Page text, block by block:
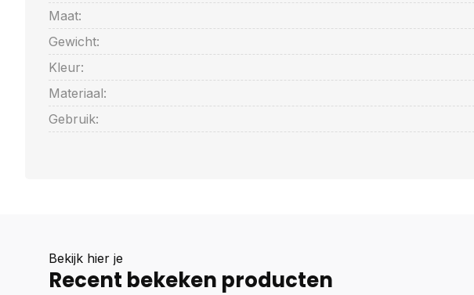
Maat:
Gewicht:
Kleur:
Materiaal:
Gebruik:
Bekijk hier je
Recent bekeken producten